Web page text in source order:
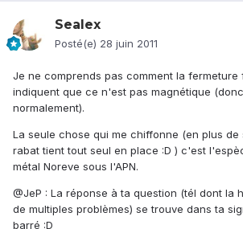
Sealex
Posté(e) 28 juin 2011
Je ne comprends pas comment la fermeture
indiquent que ce n'est pas magnétique
normalement).
La seule chose qui me chiffonne (en plus de
rabat tient tout seul en place :D ) c'est
métal Noreve sous l'APN.
@JeP : La réponse à ta question (tél dont la
de multiples problèmes) se trouve dans ta
barré :D